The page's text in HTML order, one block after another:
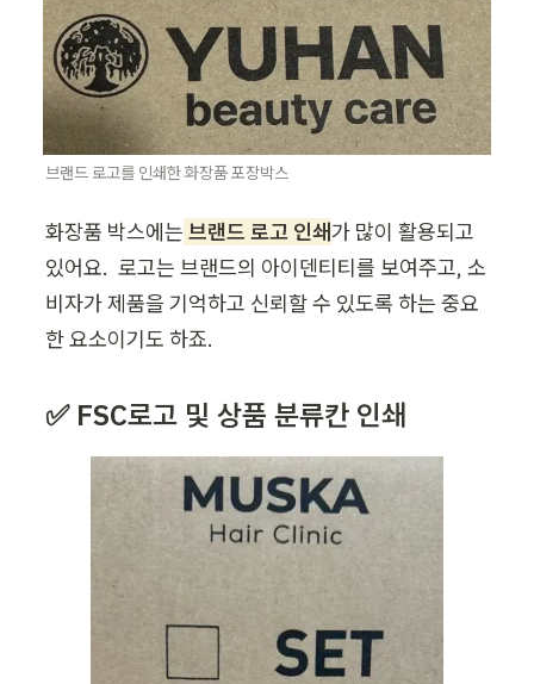
브랜드 로고를 인쇄한 화장품 포장박스
화장품 박스에는 브랜드 로고 인쇄가 많이 활용되고
있어요.  로고는 브랜드의 아이덴티티를 보여주고, 소
비자가 제품을 기억하고 신뢰할 수 있도록 하는 중요
한 요소이기도 하죠.
✅ FSC로고 및 상품 분류칸 인쇄